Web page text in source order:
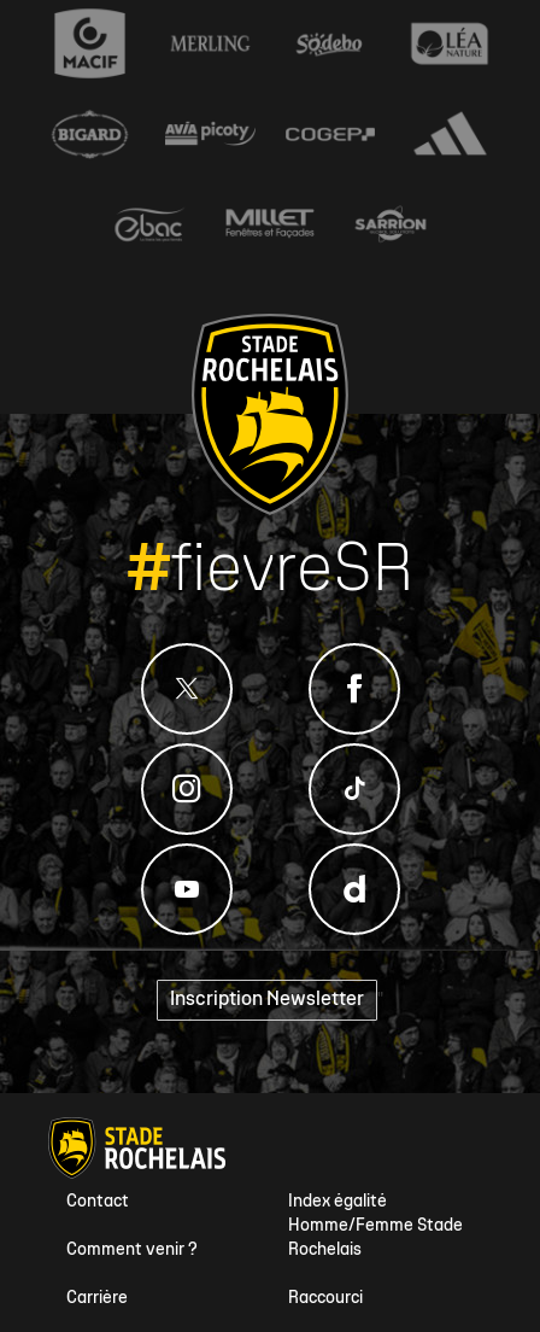
#fievreSR
Inscription Newsletter "
Index égalité
Homme/Femme Stade
Rochelais
Contact
Comment venir ?
Raccourci
Carrière